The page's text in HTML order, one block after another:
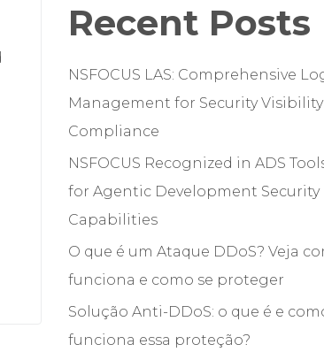
Recent Posts
NSFOCUS LAS: Comprehensive
Management for Security
Compliance
NSFOCUS Recognized in ADS
for Agentic Development Security
Capabilities
O que é um Ataque DDoS? Veja
funciona e como se proteger
Solução Anti-DDoS: o que é e
funciona essa proteção?